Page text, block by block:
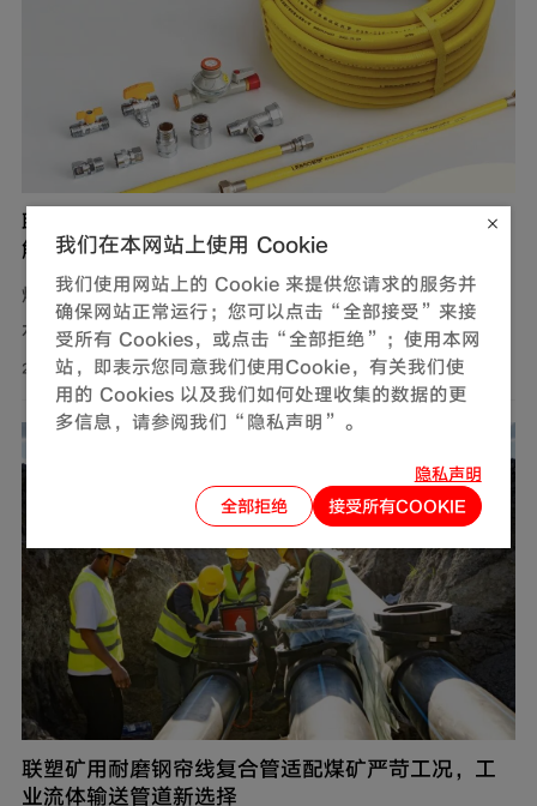
联塑燃气用不锈钢波纹软管，完善家装定制化管道
解决方案
燃气，作为现代生活中不可或缺的能源，满足了我们对热
水、美食以及舒适生活环境的追求。然而，燃气使用的安
全问题同样需要关注。联塑围绕家装场景打造定制化管道
解决方案，推出燃气用不锈钢波纹软管，依托过硬产品品
质保障家庭用气流畅稳定，为住户营造安心居家环境。
2026-08-01
联塑矿用耐磨钢帘线复合管适配煤矿严苛工况，工
业流体输送管道新选择
我们在本网站上使用 Cookie
我们使用网站上的 Cookie 来提供您请求的服务并
确保网站正常运行；您可以点击“全部接受”来接
受所有 Cookies，或点击“全部拒绝”；使用本网
站，即表示您同意我们使用Cookie，有关我们使
用的 Cookies 以及我们如何处理收集的数据的更
多信息，请参阅我们“隐私声明”。
隐私声明
全部拒绝
接受所有COOKIE